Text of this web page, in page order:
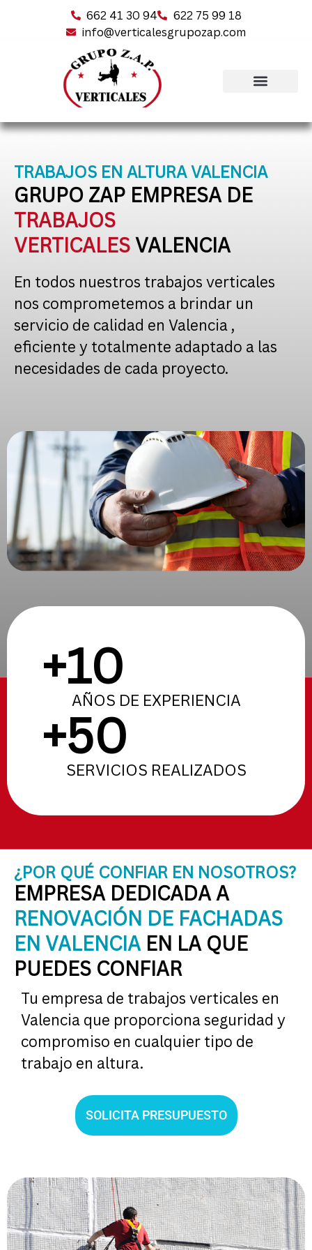
662 41 30 94
622 75 99 18
info@verticalesgrupozap.com
TRABAJOS EN ALTURA VALENCIA
GRUPO ZAP EMPRESA DE
TRABAJOS
VERTICALESVALENCIA
En todos nuestros trabajos verticales
nos comprometemos a brindar un
servicio de calidad en Valencia ,
eficiente y totalmente adaptado a las
necesidades de cada proyecto.
AÑOS DE EXPERIENCIA
+10
SERVICIOS REALIZADOS
+50
¿POR QUÉ CONFIAR EN NOSOTROS?
EMPRESA DEDICADA A
RENOVACIÓN DE FACHADAS
EN VALENCIA EN LA QUE
PUEDES CONFIAR
Tu empresa de trabajos verticales en
Valencia que proporciona seguridad y
compromiso en cualquier tipo de
trabajo en altura.
SOLICITA PRESUPUESTO